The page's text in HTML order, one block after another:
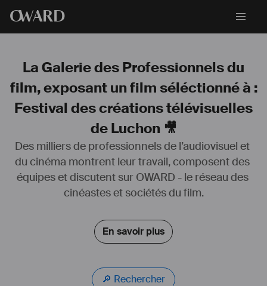
OWARD
La Galerie des Professionnels du
film, exposant un film séléctionné à :
Festival des créations télévisuelles
de Luchon 🎥
Des milliers de professionnels de l’audiovisuel et
du cinéma montrent leur travail, composent des
équipes et discutent sur OWARD - le réseau des
cinéastes et sociétés du film.
En savoir plus
🔎 Rechercher
Ayant débuté sur des plateaux de petits festivals, puis monté à Paris
pour le poste de technicien d'exploitation en boîte de location,
devenu responsable en très peu de temps, je me suis forgé un gros
court séjour dans un auditorium pour mixer les bandes-annonces de
France4 & France5. Et aimant par dessous tout le
perche en premier ou second selon les projets
J'assure le temps d'un projet la bonne qualité de l'enregistrement
sonore :